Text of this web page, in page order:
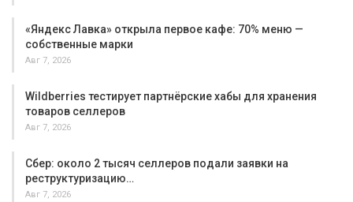
«Яндекс Лавка» открыла первое кафе: 70% меню —
собственные марки
Авг 7, 2026
Wildberries тестирует партнёрские хабы для хранения
товаров селлеров
Авг 7, 2026
Сбер: около 2 тысяч селлеров подали заявки на
реструктуризацию…
Авг 7, 2026